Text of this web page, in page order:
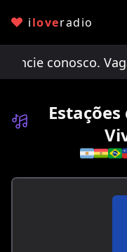
iloveradio
conosco.